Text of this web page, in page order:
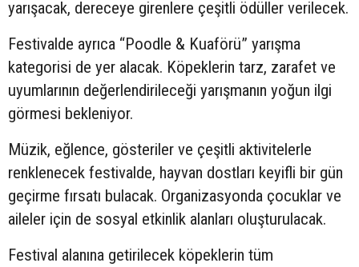
yarışacak, dereceye girenlere çeşitli ödüller verilecek.
Festivalde ayrıca “Poodle & Kuaförü” yarışma
kategorisi de yer alacak. Köpeklerin tarz, zarafet ve
uyumlarının değerlendirileceği yarışmanın yoğun ilgi
görmesi bekleniyor.
Müzik, eğlence, gösteriler ve çeşitli aktivitelerle
renklenecek festivalde, hayvan dostları keyifli bir gün
geçirme fırsatı bulacak. Organizasyonda çocuklar ve
aileler için de sosyal etkinlik alanları oluşturulacak.
Festival alanına getirilecek köpeklerin tüm